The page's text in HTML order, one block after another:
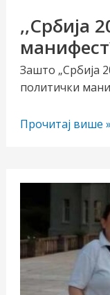
,,Србија
Зашто „Србија
политички
,,Србија
Прочитај више »